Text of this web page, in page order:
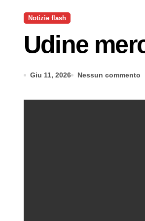
Notizie flash
Udine
Giu 11, 2026 Nessun commento